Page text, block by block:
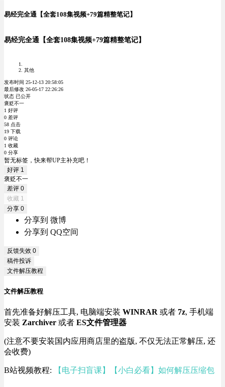
易经完全通【全套108集视频+79篇精整笔记】
易经完全通【全套108集视频+79篇精整笔记】
其他
发布时间 25-12-13 20:58:05
最后修改 26-05-17 22:26:26
状态 已公开
褒贬不一
1 好评
0 差评
58 点击
19 下载
0 评论
1 收藏
0 分享
暂无标签，快来帮UP主补充吧！
好评 1
褒贬不一
差评 0
收藏 1
分享 0
分享到 微博
分享到 QQ空间
反馈失效 0
稿件投诉
文件解压教程
文件解压教程
首先准备好解压工具, 电脑端安装 WINRAR 或者 7z, 手机端
安装 Zarchiver 或者 ES文件管理器
(注意不要安装国内应用商店里的盗版, 不仅无法正常解压, 还
会收费)
B站视频教程: 【电子扫盲课】【小白必看】如何解压压缩包